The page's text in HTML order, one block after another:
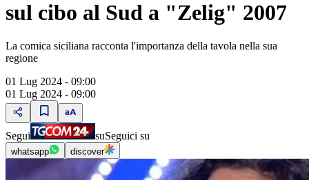
sul cibo al Sud a "Zelig" 2007
La comica siciliana racconta l'importanza della tavola nella sua
regione
01 Lug 2024 - 09:00
01 Lug 2024 - 09:00
Segui suSeguici su
whatsapp discover